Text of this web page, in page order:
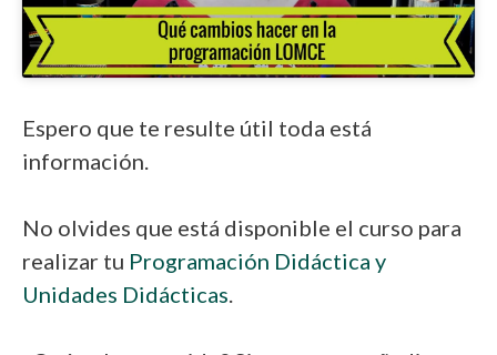
Espero que te resulte útil toda está
información.
No olvides que está disponible el curso para
realizar tu Programación Didáctica y
Unidades Didácticas.